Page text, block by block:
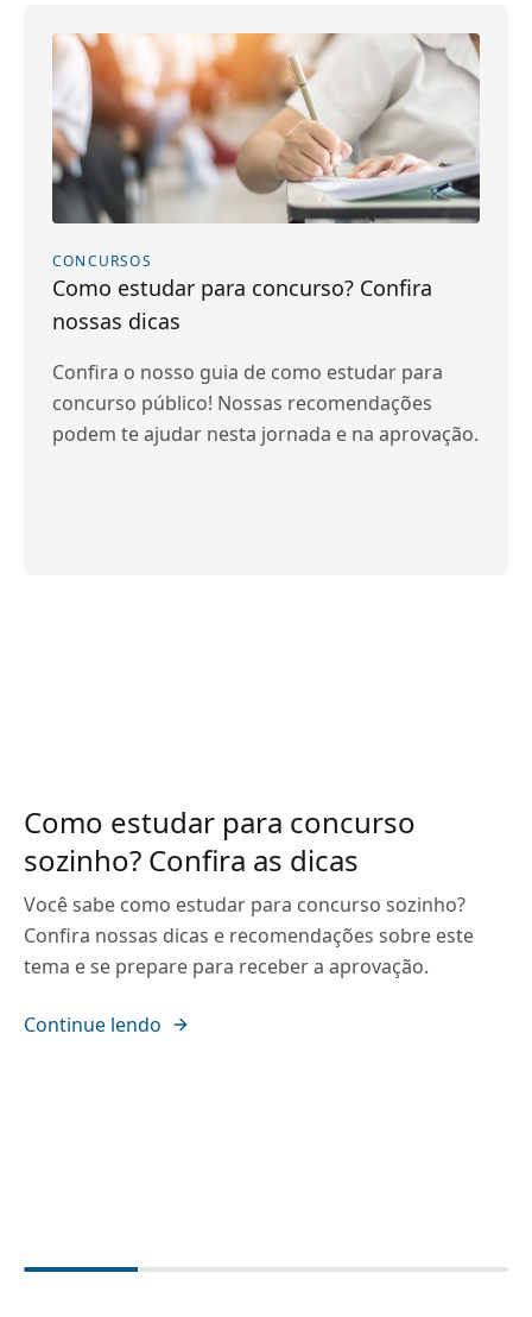
CONCURSOS
Como estudar para concurso? Confira
nossas dicas
Confira o nosso guia de como estudar para
concurso público! Nossas recomendações
podem te ajudar nesta jornada e na aprovação.
Como estudar para concurso
sozinho? Confira as dicas
Você sabe como estudar para concurso sozinho?
Confira nossas dicas e recomendações sobre este
tema e se prepare para receber a aprovação.
Continue lendo